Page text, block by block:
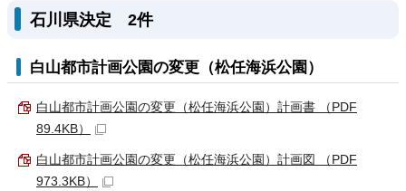
石川県決定 2件
白山都市計画公園の変更（松任海浜公園）
白山都市計画公園の変更（松任海浜公園）計画書 （PDF
89.4KB）
白山都市計画公園の変更（松任海浜公園）計画図 （PDF
973.3KB）